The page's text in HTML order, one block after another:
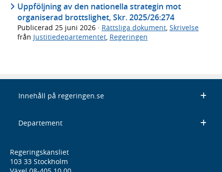
Uppföljning av den nationella strategin mot
organiserad brottslighet, Skr. 2025/26:274
Publicerad 25 juni 2026 · Rättsliga dokument Skrivelse
från Justitiedepartementet Regeringen
Innehåll på regeringen.se
Departement
Regeringskansliet
103 33 Stockholm